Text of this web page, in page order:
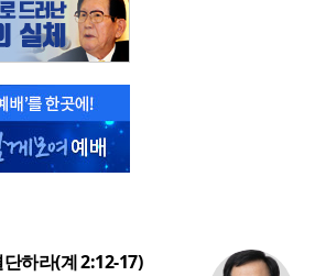
하라(계 2:12-17)